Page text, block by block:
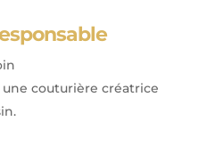
une couturière créatrice